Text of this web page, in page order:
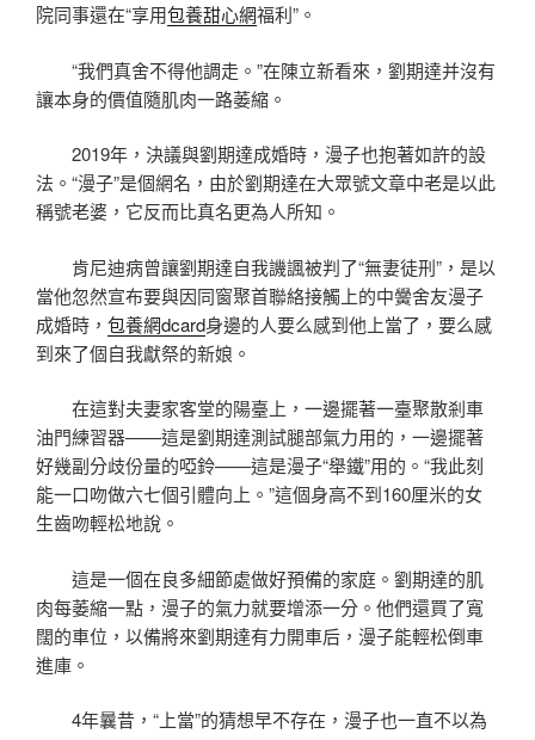
院同事還在“享用包養甜心網福利”。
“我們真舍不得他調走。”在陳立新看來，劉期達并沒有
讓本身的價值隨肌肉一路萎縮。
2019年，決議與劉期達成婚時，漫子也抱著如許的設
法。“漫子”是個網名，由於劉期達在大眾號文章中老是以此
稱號老婆，它反而比真名更為人所知。
肯尼迪病曾讓劉期達自我譏諷被判了“無妻徒刑”，是以
當他忽然宣布要與因同窗聚首聯絡接觸上的中黌舍友漫子
成婚時， 包養網dcard身邊的人要么感到他上當了，要么感
到來了個自我獻祭的新娘。
在這對夫妻家客堂的陽臺上，一邊擺著一臺聚散剎車
油門練習器——這是劉期達測試腿部氣力用的，一邊擺著
好幾副分歧份量的啞鈴——這是漫子“舉鐵”用的。“我此刻
能一口吻做六七個引體向上。”這個身高不到160厘米的女
生齒吻輕松地說。
這是一個在良多細節處做好預備的家庭。劉期達的肌
肉每萎縮一點，漫子的氣力就要增添一分。他們還買了寬
闊的車位，以備將來劉期達有力開車后，漫子能輕松倒車
進庫。
4年曩昔，“上當”的猜想早不存在，漫子也一直不以為